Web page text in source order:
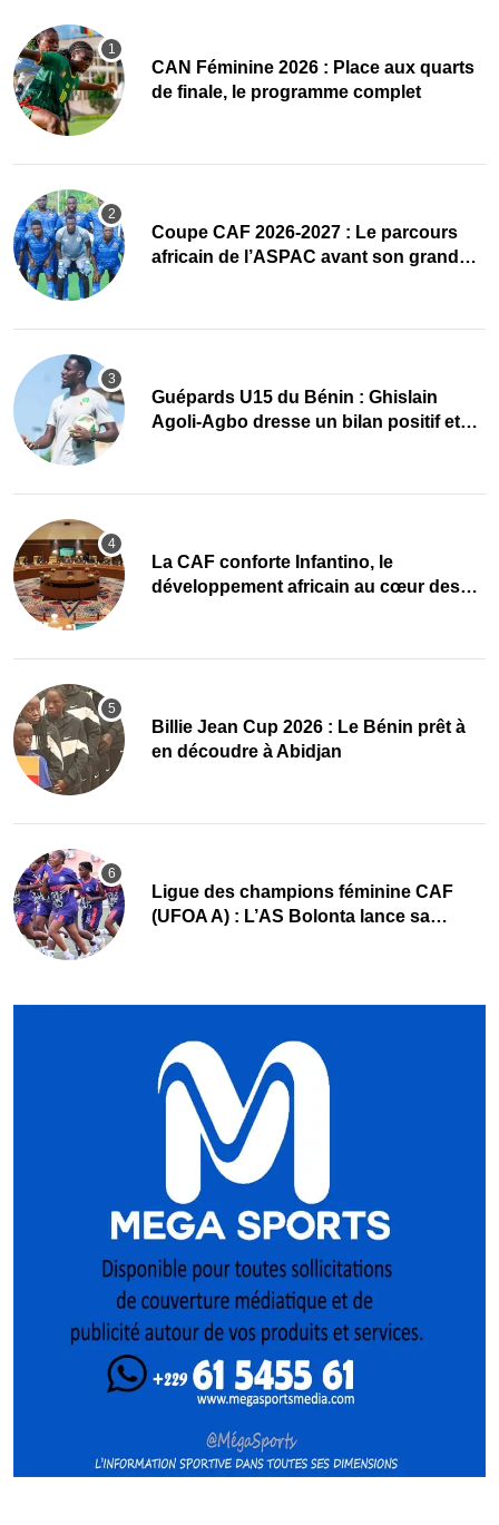
CAN Féminine 2026 : Place aux quarts
de finale, le programme complet
Coupe CAF 2026-2027 : Le parcours
africain de l’ASPAC avant son grand
Guépards U15 du Bénin : Ghislain
Agoli-Agbo dresse un bilan positif et
La CAF conforte Infantino, le
développement africain au cœur des
Billie Jean Cup 2026 : Le Bénin prêt à
en découdre à Abidjan
Ligue des champions féminine CAF
(UFOA A) : L’AS Bolonta lance sa